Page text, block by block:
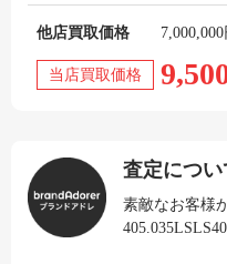
他店買取価格 7,000,000
当店買取価格
査定につい
素敵なお客様